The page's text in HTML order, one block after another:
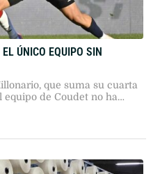
ÚNICO EQUIPO SIN
que suma su cuarta
de Coudet no ha
comenzó el torneo.